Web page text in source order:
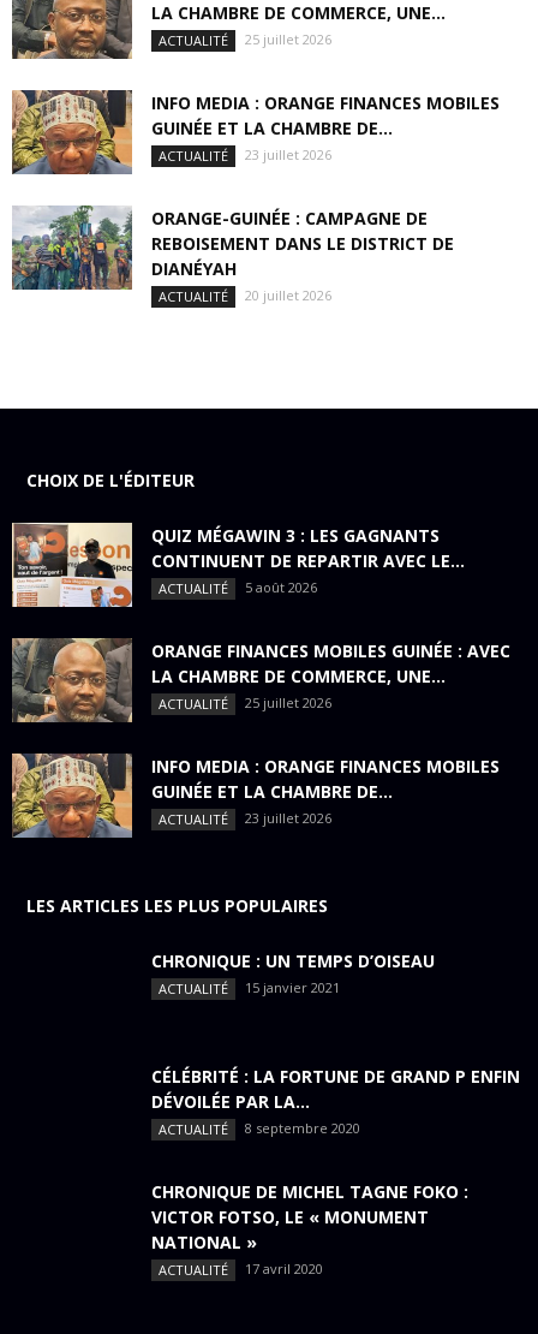
LA CHAMBRE DE COMMERCE, UNE...
ACTUALITÉ 25 juillet 2026
INFO MEDIA : ORANGE FINANCES MOBILES
GUINÉE ET LA CHAMBRE DE...
ACTUALITÉ 23 juillet 2026
ORANGE-GUINÉE : CAMPAGNE DE
REBOISEMENT DANS LE DISTRICT DE
DIANÉYAH
ACTUALITÉ 20 juillet 2026
CHOIX DE L'ÉDITEUR
QUIZ MÉGAWIN 3 : LES GAGNANTS
CONTINUENT DE REPARTIR AVEC LE...
ACTUALITÉ 5 août 2026
ORANGE FINANCES MOBILES GUINÉE : AVEC
LA CHAMBRE DE COMMERCE, UNE...
ACTUALITÉ 25 juillet 2026
INFO MEDIA : ORANGE FINANCES MOBILES
GUINÉE ET LA CHAMBRE DE...
ACTUALITÉ 23 juillet 2026
LES ARTICLES LES PLUS POPULAIRES
CHRONIQUE : UN TEMPS D’OISEAU
ACTUALITÉ 15 janvier 2021
CÉLÉBRITÉ : LA FORTUNE DE GRAND P ENFIN
DÉVOILÉE PAR LA...
ACTUALITÉ 8 septembre 2020
CHRONIQUE DE MICHEL TAGNE FOKO :
VICTOR FOTSO, LE « MONUMENT
NATIONAL »
ACTUALITÉ 17 avril 2020